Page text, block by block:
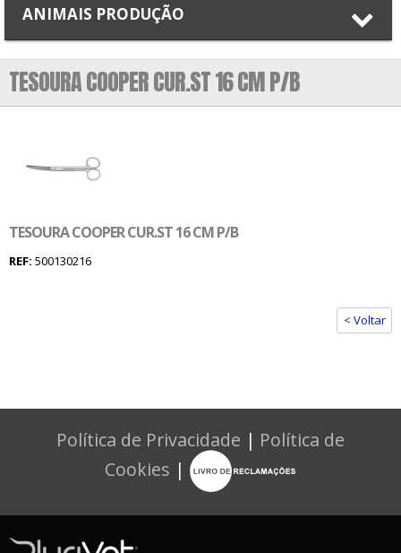
ANIMAIS PRODUÇÃO
TESOURA COOPER CUR.ST 16 CM P/B
TESOURA COOPER CUR.ST 16 CM P/B
REF: 500130216
< Voltar
Política de Privacidade | Política de
Cookies |